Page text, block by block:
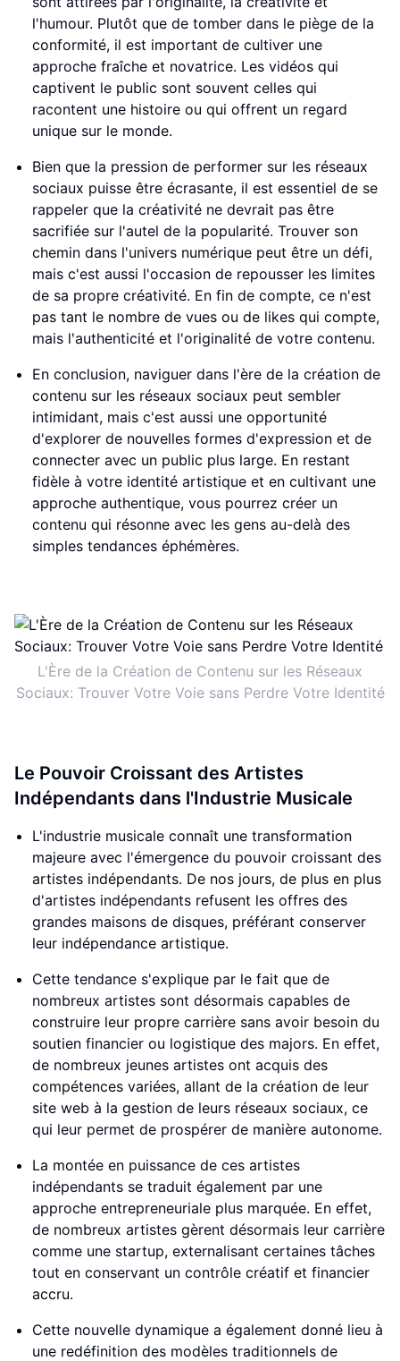
l'humour. Plutôt que de tomber dans le piège de la
conformité, il est important de cultiver une
approche fraîche et novatrice. Les vidéos qui
captivent le public sont souvent celles qui
racontent une histoire ou qui offrent un regard
unique sur le monde.
Bien que la pression de performer sur les réseaux
sociaux puisse être écrasante, il est essentiel de se
rappeler que la créativité ne devrait pas être
sacrifiée sur l'autel de la popularité. Trouver son
chemin dans l'univers numérique peut être un défi,
mais c'est aussi l'occasion de repousser les limites
de sa propre créativité. En fin de compte, ce n'est
pas tant le nombre de vues ou de likes qui compte,
mais l'authenticité et l'originalité de votre contenu.
En conclusion, naviguer dans l'ère de la création de
contenu sur les réseaux sociaux peut sembler
intimidant, mais c'est aussi une opportunité
d'explorer de nouvelles formes d'expression et de
connecter avec un public plus large. En restant
fidèle à votre identité artistique et en cultivant une
approche authentique, vous pourrez créer un
contenu qui résonne avec les gens au-delà des
simples tendances éphémères.
L'Ère de la Création de Contenu sur les Réseaux
Sociaux: Trouver Votre Voie sans Perdre Votre Identité
Le Pouvoir Croissant des Artistes
Indépendants dans l'Industrie Musicale
L'industrie musicale connaît une transformation
majeure avec l'émergence du pouvoir croissant des
artistes indépendants. De nos jours, de plus en plus
d'artistes indépendants refusent les offres des
grandes maisons de disques, préférant conserver
leur indépendance artistique.
Cette tendance s'explique par le fait que de
nombreux artistes sont désormais capables de
construire leur propre carrière sans avoir besoin du
soutien financier ou logistique des majors. En effet,
de nombreux jeunes artistes ont acquis des
compétences variées, allant de la création de leur
site web à la gestion de leurs réseaux sociaux, ce
qui leur permet de prospérer de manière autonome.
La montée en puissance de ces artistes
indépendants se traduit également par une
approche entrepreneuriale plus marquée. En effet,
de nombreux artistes gèrent désormais leur carrière
comme une startup, externalisant certaines tâches
tout en conservant un contrôle créatif et financier
accru.
Cette nouvelle dynamique a également donné lieu à
une redéfinition des modèles traditionnels de